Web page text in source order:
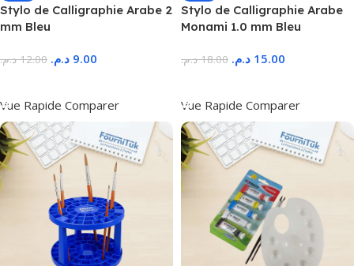
Stylo de Calligraphie Arabe 2
mm Bleu
12.00 د.م. 9.00 د.م.
Vue Rapide Comparer
Stylo de Calligraphie Arabe
Monami 1.0 mm Bleu
18.00 د.م. 15.00 د.م.
Vue Rapide Comparer